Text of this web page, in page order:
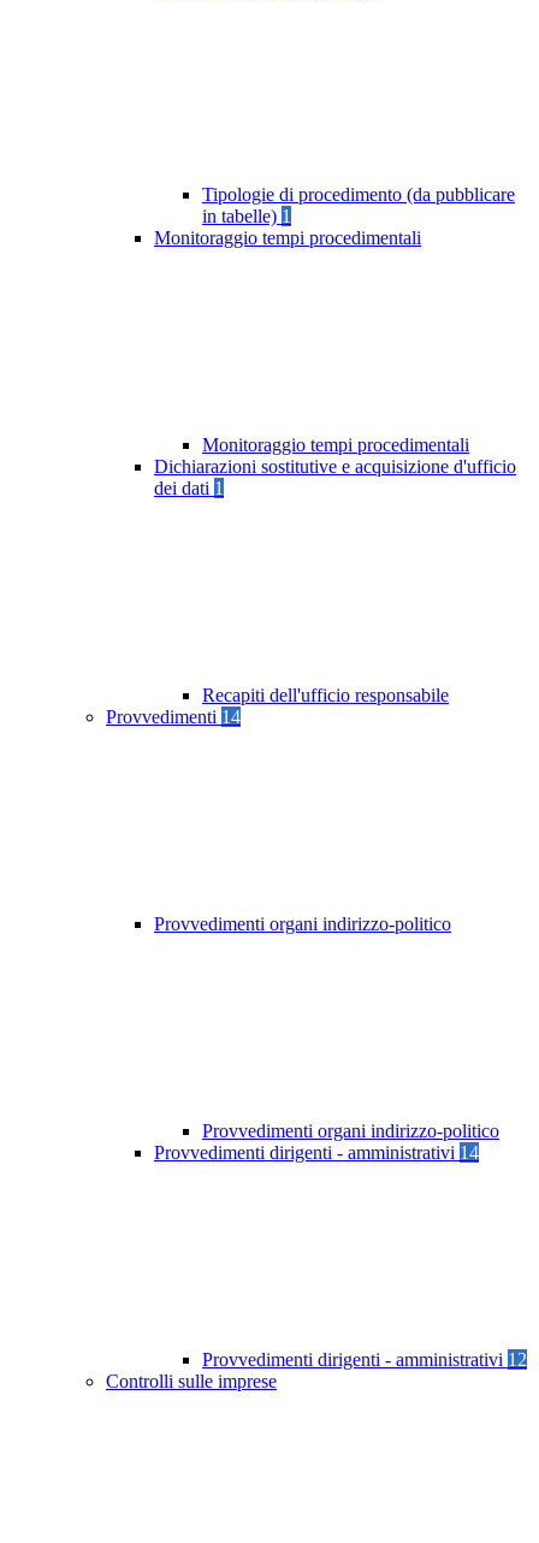
Tipologie di procedimento (da pubblicare
in tabelle) 1
Monitoraggio tempi procedimentali
Monitoraggio tempi procedimentali
Dichiarazioni sostitutive e acquisizione d'ufficio
dei dati 1
Recapiti dell'ufficio responsabile
Provvedimenti 14
Provvedimenti organi indirizzo-politico
Provvedimenti organi indirizzo-politico
Provvedimenti dirigenti - amministrativi 14
Provvedimenti dirigenti - amministrativi 12
Controlli sulle imprese